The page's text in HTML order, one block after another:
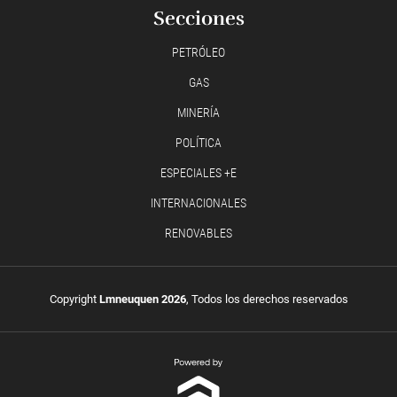
Secciones
PETRÓLEO
GAS
MINERÍA
POLÍTICA
ESPECIALES +E
INTERNACIONALES
RENOVABLES
Copyright Lmneuquen 2026, Todos los derechos reservados